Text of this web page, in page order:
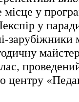
у
у
зарубіжники
центру